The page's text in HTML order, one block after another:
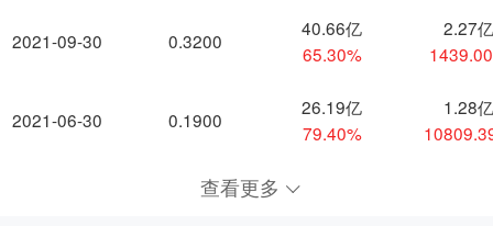
2021-09-30
2021-06-30
0.3200
40.66亿
65.30%
2.27亿
0.1900
26.19亿
79.40%
1.28亿
查看更多